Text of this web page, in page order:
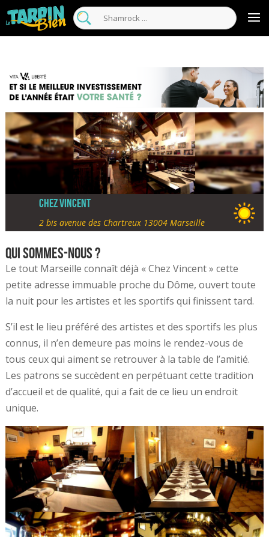
Chez Vincent
2 bis avenue des Chartreux 13004 Marseille
Qui sommes-nous ?
Le tout Marseille connaît déjà « Chez Vincent » cette
petite adresse immuable proche du Dôme, ouvert toute
la nuit pour les artistes et les sportifs qui finissent tard.
S’il est le lieu préféré des artistes et des sportifs les plus
connus, il n’en demeure pas moins le rendez-vous de
tous ceux qui aiment se retrouver à la table de l’amitié.
Les patrons se succèdent en perpétuant cette tradition
d’accueil et de qualité, qui a fait de ce lieu un endroit
unique.